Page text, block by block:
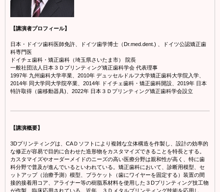
【講演者プロフィール】
日本・ドイツ歯科医師免許、ドイツ歯学博士（Dr.med.dent.) 、ドイツ公認矯正歯
科専門医
ドイチェ歯科・矯正歯科（埼玉県さいたま市） 院長
一般社団法人日本３Ｄプリンティング矯正歯科学会 代表理事
1997年 九州歯科大学卒業、2010年 デュッセルドルフ大学矯正歯科大学院入学、
2014年 同大学同大学院卒業、2014年 ドイチェ歯科・矯正歯科開設、2019年 日本
特許取得（歯移動器具)、2022年 日本３Ｄプリンティング矯正歯科学会設立
【講演概要】
3Dプリンティングは、CAＤソフトにより複雑な立体構造を作製し、設計の効率的
な修正が容易で目的に合わせた造形物をカスタマイズできることを特長とする。
カスタマイズやオーダーメイドのニーズの高い医療分野は親和性が高く、特に歯
科分野で普及が進んでいるといわれている。矯正歯科において、診断用模型、セ
ットアップ（治療予測）模型、ブラケット（歯にワイヤーを固定する）装置の間
接的接着用コア、アライナー等の樹脂系材料を使用した３Dプリンティング技工物
が作製、臨床応用されている。近年、３Ｄメタルプリンティング技術を応用し、